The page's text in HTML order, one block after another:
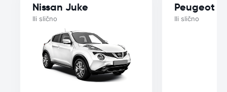
Nissan Juke
Ili slično
Peugeot
Ili slično